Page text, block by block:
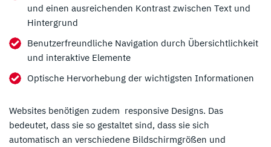
und einen ausreichenden Kontrast zwischen Text und
Hintergrund
Benutzerfreundliche Navigation durch Übersichtlichkeit
und interaktive Elemente
Optische Hervorhebung der wichtigsten Informationen
Websites benötigen zudem responsive Designs. Das
bedeutet, dass sie so gestaltet sind, dass sie sich
automatisch an verschiedene Bildschirmgrößen und